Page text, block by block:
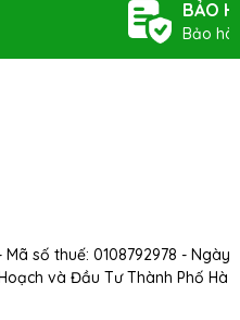
BẢO
Bảo
số thuế: 0108792978 - Ngày
và Đầu Tư Thành Phố Hà